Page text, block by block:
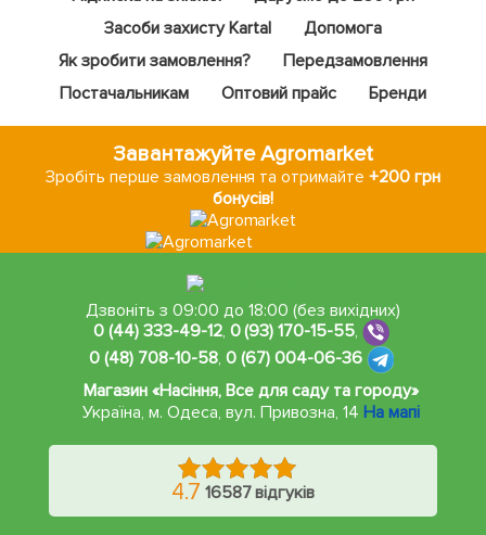
Засоби захисту Kartal
Допомога
Як зробити замовлення?
Передзамовлення
Постачальникам
Оптовий прайс Бренди
Завантажуйте Agromarket
Зробіть перше замовлення та отримайте+200 грн
бонусів!
Дзвоніть з 09:00 до 18:00 (без вихідних)
0 (44) 333-49-12, 0 (93) 170-15-55,
0 (48) 708-10-58, 0 (67) 004-06-36
Магазин «Насіння, Все для саду та городу»
Україна, м. Одеса,вул. Привозна, 14 На мапі
4.7 16587 відгуків